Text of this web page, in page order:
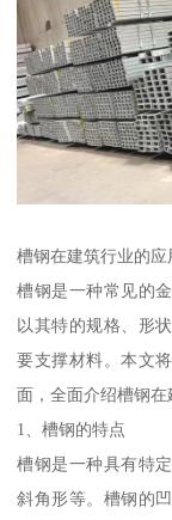
槽钢在建筑行业的
槽钢是一种常见的
以其特的规格、形
要支撑材料。本文
面，全面介绍槽钢在
1、槽钢的特点
槽钢是一种具有特
斜角形等。槽钢的